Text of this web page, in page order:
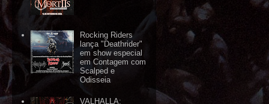
Rocking Riders
lança "Deathrider"
em show especial
em Contagem com
Scalped e
Odisseia
VALHALLA: